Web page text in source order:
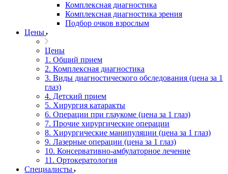
Комплексная диагностика
Комплексная диагностика зрения
Подбор очков взрослым
Цены
Цены
1. Общий прием
2. Комплексная диагностика
3. Виды диагностического обследования (цена за 1
глаз)
4. Детский прием
5. Хирургия катаракты
6. Операции при глаукоме (цена за 1 глаз)
7. Прочие хирургические операции
8. Хирургические манипуляции (цена за 1 глаз)
9. Лазерные операции (цена за 1 глаз)
10. Консервативно-амбулаторное лечение
11. Ортокератология
Специалисты